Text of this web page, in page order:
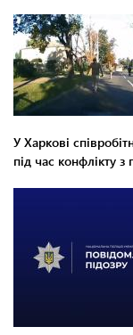
У Харкові
під час конфлікту з